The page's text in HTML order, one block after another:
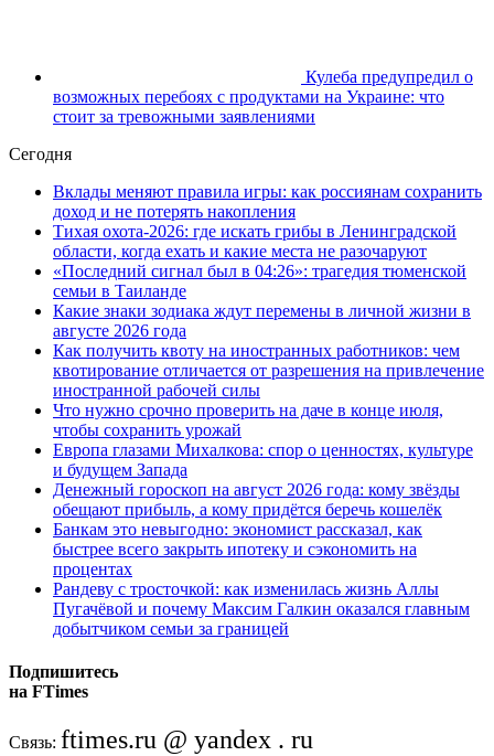
Кулеба предупредил о
возможных перебоях с продуктами на Украине: что
стоит за тревожными заявлениями
Сегодня
Вклады меняют правила игры: как россиянам сохранить
доход и не потерять накопления
Тихая охота-2026: где искать грибы в Ленинградской
области, когда ехать и какие места не разочаруют
«Последний сигнал был в 04:26»: трагедия тюменской
семьи в Таиланде
Какие знаки зодиака ждут перемены в личной жизни в
августе 2026 года
Как получить квоту на иностранных работников: чем
квотирование отличается от разрешения на привлечение
иностранной рабочей силы
Что нужно срочно проверить на даче в конце июля,
чтобы сохранить урожай
Европа глазами Михалкова: спор о ценностях, культуре
и будущем Запада
Денежный гороскоп на август 2026 года: кому звёзды
обещают прибыль, а кому придётся беречь кошелёк
Банкам это невыгодно: экономист рассказал, как
быстрее всего закрыть ипотеку и сэкономить на
процентах
Рандеву с тросточкой: как изменилась жизнь Аллы
Пугачёвой и почему Максим Галкин оказался главным
добытчиком семьи за границей
Подпишитесь
на FTimes
Связь: ftimes.ru @ yandex . ru